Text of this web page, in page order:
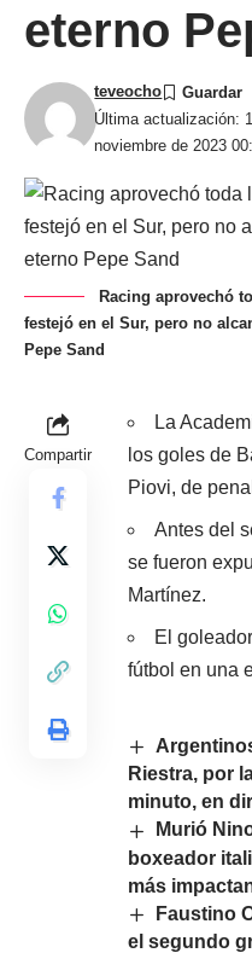
eterno
Última actualización:
noviembre de 2023
teveocho
Racing aprovechó
festejó en el Sur, pero no
Pepe Sand
Compartir
La
los goles de
Piovi, de
Antes del
se fueron
Martínez.
El
fútbol en una
Riestra, por
minuto, en
Murió
boxeador
más
Faustino
el segundo